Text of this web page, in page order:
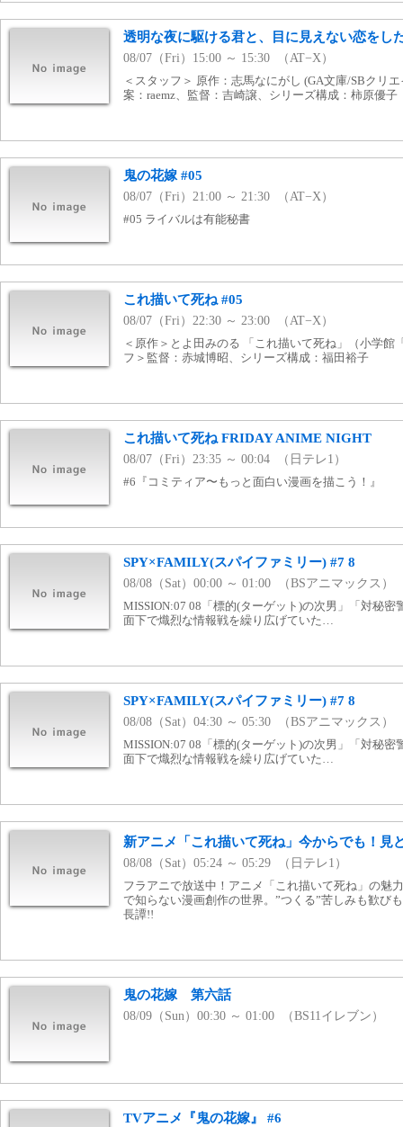
透明な夜に駆ける君と、目に見えない恋をし
08/07（Fri）15:00 ～ 15:30 （AT−X）
＜スタッフ＞ 原作：志馬なにがし (GA文庫/SBクリ
案：raemz、監督：吉崎譲、シリーズ構成：柿原優子
鬼の花嫁 #05
08/07（Fri）21:00 ～ 21:30 （AT−X）
#05 ライバルは有能秘書
これ描いて死ね #05
08/07（Fri）22:30 ～ 23:00 （AT−X）
＜原作＞とよ田みのる 「これ描いて死ね」（小学館
フ＞監督：赤城博昭、シリーズ構成：福田裕子
これ描いて死ね FRIDAY ANIME NIGHT
08/07（Fri）23:35 ～ 00:04 （日テレ1）
#6『コミティア〜もっと面白い漫画を描こう！』
SPY×FAMILY(スパイファミリー) #7 8
08/08（Sat）00:00 ～ 01:00 （BSアニマックス）
MISSION:07 08「標的(ターゲット)の次男」「対秘密
面下で熾烈な情報戦を繰り広げていた…
SPY×FAMILY(スパイファミリー) #7 8
08/08（Sat）04:30 ～ 05:30 （BSアニマックス）
MISSION:07 08「標的(ターゲット)の次男」「対秘密
面下で熾烈な情報戦を繰り広げていた…
新アニメ「これ描いて死ね」今からでも！見
08/08（Sat）05:24 ～ 05:29 （日テレ1）
フラアニで放送中！アニメ「これ描いて死ね」の魅
で知らない漫画創作の世界。”つくる”苦しみも歓び
長譚!!
鬼の花嫁 第六話
08/09（Sun）00:30 ～ 01:00 （BS11イレブン）
TVアニメ『鬼の花嫁』 #6